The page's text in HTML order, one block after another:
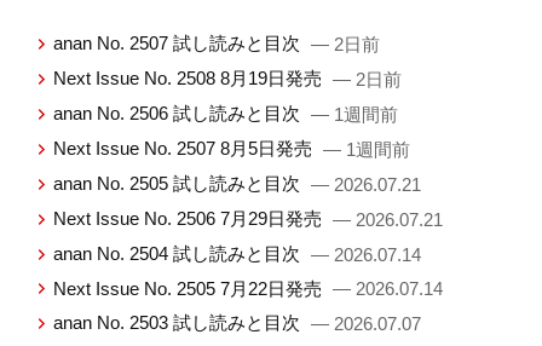
anan No. 2507 試し読みと目次 — 2日前
Next Issue No. 2508 8月19日発売 — 2日前
anan No. 2506 試し読みと目次 — 1週間前
Next Issue No. 2507 8月5日発売 — 1週間前
anan No. 2505 試し読みと目次 — 2026.07.21
Next Issue No. 2506 7月29日発売 — 2026.07.21
anan No. 2504 試し読みと目次 — 2026.07.14
Next Issue No. 2505 7月22日発売 — 2026.07.14
anan No. 2503 試し読みと目次 — 2026.07.07